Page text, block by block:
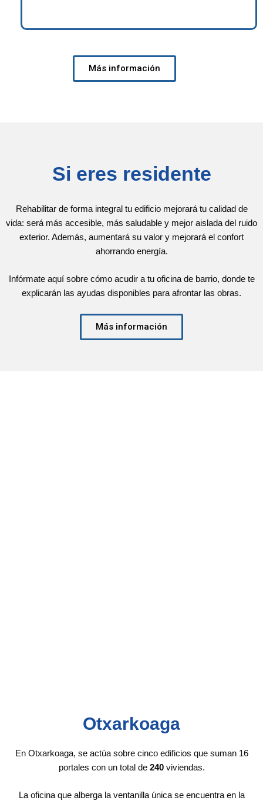
Más información
Si eres residente
Rehabilitar de forma integral tu edificio mejorará tu calidad de
vida: será más accesible, más saludable y mejor aislada del ruido
exterior. Además, aumentará su valor y mejorará el confort
ahorrando energía.
Infórmate aquí sobre cómo acudir a tu oficina de barrio, donde te
explicarán las ayudas disponibles para afrontar las obras.
Más información
Otxarkoaga
En Otxarkoaga, se actúa sobre cinco edificios que suman 16
portales con un total de 240viviendas.
La oficina que alberga la ventanilla única se encuentra en la